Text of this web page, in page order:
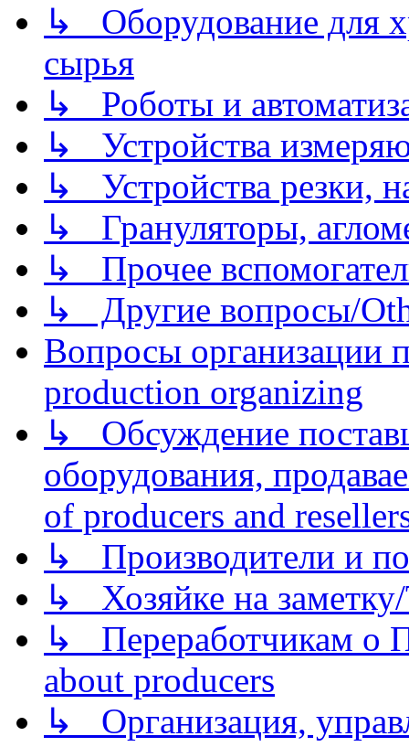
↳ Оборудование для
сырья
↳ Роботы и
↳ Устройства
↳ Устройства резки,
↳ Грануляторы,
↳ Прочее
↳ Другие вопросы/
Вопросы организации
production organizing
↳ Обсуждение
оборудования,
of producers and
↳ Производители и
↳ Хозяйке на
↳ Переработчикам о
about producers
↳ Организация,